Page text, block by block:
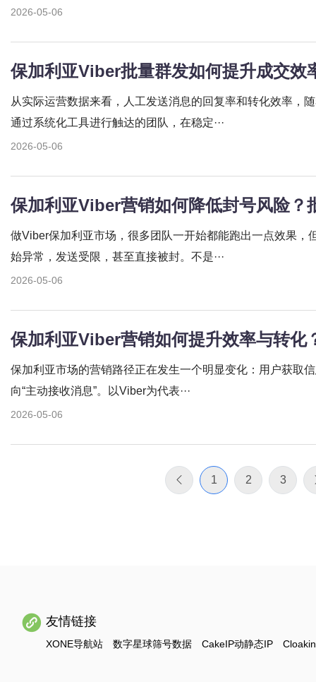
2026-05-06
保加利亚Viber批量群发如何提升成交效
从实际运营数据来看，人工发送消息的回复率和转化效率，
通过系统化工具进行触达的团队，在稳定···
2026-05-06
保加利亚Viber营销如何降低封号风险？
做Viber保加利亚市场，很多团队一开始都能跑出一点效果，
始异常，发送受限，甚至直接被封。不是···
2026-05-06
保加利亚Viber营销如何提升效率与转化
保加利亚市场的营销路径正在发生一个明显变化：用户获取
向“主动接收消息”。以Viber为代表···
2026-05-06
1 2 3
友情链接
XONE导航站 数字星球筛号数据 CakeIP动静态IP